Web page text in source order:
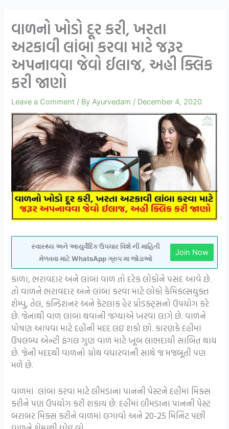
વાળનો ખોડો દૂર કરી, ખરતા
અટકાવી લાંબા કરવા માટે જરૂર
અપનાવવા જેવો ઈલાજ, અહી ક્લિક
કરી જાણો
Leave a Comment / ByAyurvedam / December 4, 2020
સ્વાસ્થ્ય અને આયુર્વેદિક ઉપચાર વિશે ની માહિતી
મેળવવા માટે WhatsApp ગ્રુપ મા જોડાઓ
Join Now
કાળા, ભરાવદાર અને લાંબા વાળ તો દરેક લોકોને પસંદ આવે છે.
તો વાળને ભરાવદાર અને લાંબા કરવા માટે લોકો કેમિકલ્સયુક્ત
શેમ્પુ, તેલ, કન્ડિશનર અને કેટલાક હેર પ્રોડક્ટ્સનો ઉપયોગ કરે
છે. જેનાથી વાળ લાંબા થવાની જગ્યાએ ખરવા લાગે છે. વાળને
પોષણ આપવા માટે દહીંની મદદ લઇ શકો છો. કારણકે દહીમાં
ઉપલબ્ધ એન્ટી ફંગલ ગુણ વાળ માટે ખૂબ લાભદાયી સાબિત થાય
છે. જેની મદદથી વાળનો ગ્રોથ વધારવાની સાથે જ મજબૂતી પણ
મળે છે.
વાળમાં લાંબા કરવા માટે લીમડાના પાનની પેસ્ટને દહીમાં મિક્સ
કરીને પણ ઉપયોગ કરી શકાય છે. દહીંમાં લીમડાના પાનની પેસ્ટ
બરાબર મિક્સ કરીને વાળમાં લગાવો અને 20-25 મિનિટ પછી